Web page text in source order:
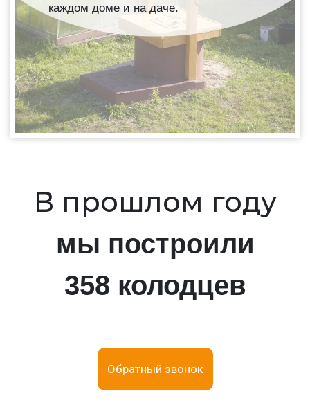
каждом доме и на даче.
В прошлом году
мы построили
358 колодцев
Обратный звонок